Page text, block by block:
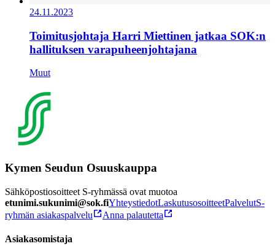
24.11.2023
Toimitusjohtaja Harri Miettinen jatkaa SOK:n
hallituksen varapuheenjohtajana
Muut
Kymen Seudun Osuuskauppa
Sähköpostiosoitteet S-ryhmässä ovat muotoa
etunimi.sukunimi@sok.fiYhteystiedotLaskutusosoitteetPalvelutS-
ryhmän asiakaspalvelu
Anna palautetta
Asiakasomistaja